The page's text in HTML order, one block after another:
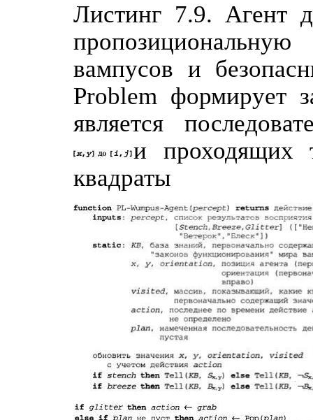
Листинг 7.9. Агент
вампусов и
Problem формирует
является
и проходящих
квадраты